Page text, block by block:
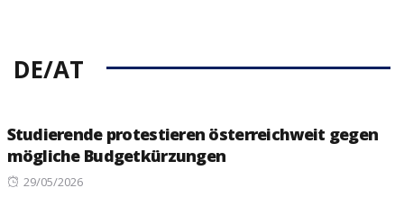
DE/AT
Studierende protestieren österreichweit gegen
mögliche Budgetkürzungen
Posted
29/05/2026